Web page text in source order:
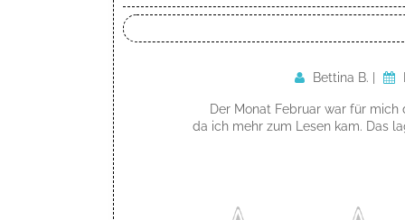
Bettina B.
Der Monat Februar war für
da ich mehr zum Lesen kam. Das